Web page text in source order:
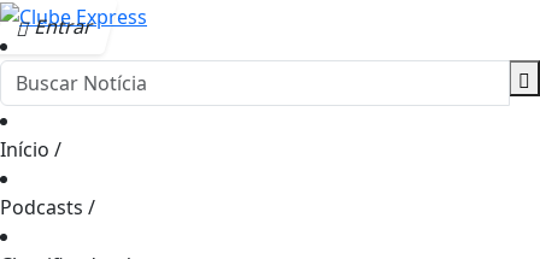
Entrar
Início /
Podcasts /